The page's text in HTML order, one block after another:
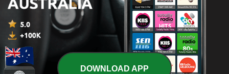
Thai PBS Podcast MAFS Funny Podcast
DOWNLOAD APP